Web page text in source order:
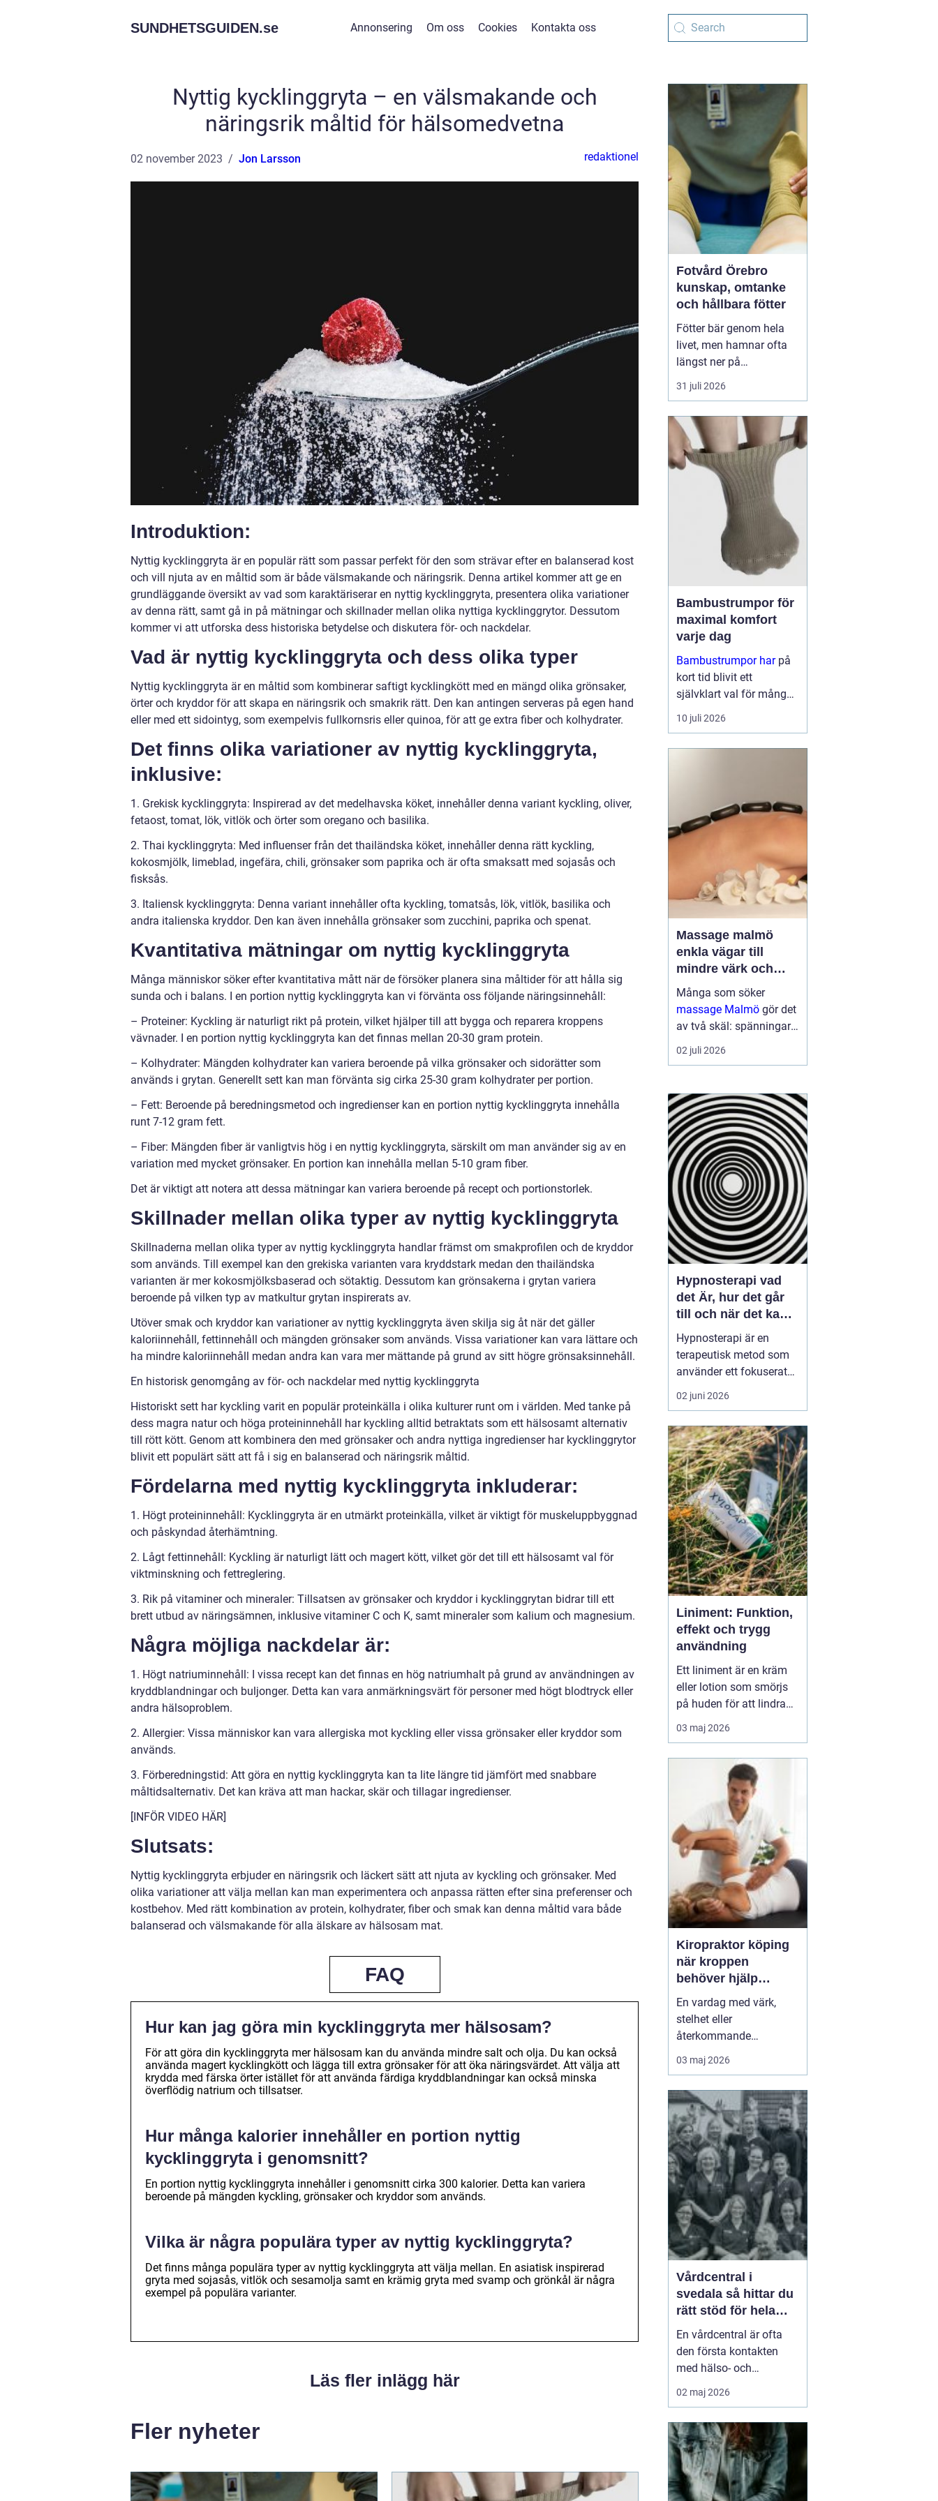
SUNDHETSGUIDEN.se Annonsering Om oss Cookies Kontakta oss
Nyttig kycklinggryta – en välsmakande och
näringsrik måltid för hälsomedvetna
02 november 2023 Jon Larsson redaktionel
Introduktion:
Nyttig kycklinggryta är en populär rätt som passar perfekt för den som strävar efter en balanserad kost
och vill njuta av en måltid som är både välsmakande och näringsrik. Denna artikel kommer att ge en
grundläggande översikt av vad som karaktäriserar en nyttig kycklinggryta, presentera olika variationer
av denna rätt, samt gå in på mätningar och skillnader mellan olika nyttiga kycklinggrytor. Dessutom
kommer vi att utforska dess historiska betydelse och diskutera för- och nackdelar.
Vad är nyttig kycklinggryta och dess olika typer
Nyttig kycklinggryta är en måltid som kombinerar saftigt kycklingkött med en mängd olika grönsaker,
örter och kryddor för att skapa en näringsrik och smakrik rätt. Den kan antingen serveras på egen hand
eller med ett sidointyg, som exempelvis fullkornsris eller quinoa, för att ge extra fiber och kolhydrater.
Det finns olika variationer av nyttig kycklinggryta,
inklusive:
1. Grekisk kycklinggryta: Inspirerad av det medelhavska köket, innehåller denna variant kyckling, oliver,
fetaost, tomat, lök, vitlök och örter som oregano och basilika.
2. Thai kycklinggryta: Med influenser från det thailändska köket, innehåller denna rätt kyckling,
kokosmjölk, limeblad, ingefära, chili, grönsaker som paprika och är ofta smaksatt med sojasås och
fisksås.
3. Italiensk kycklinggryta: Denna variant innehåller ofta kyckling, tomatsås, lök, vitlök, basilika och
andra italienska kryddor. Den kan även innehålla grönsaker som zucchini, paprika och spenat.
Kvantitativa mätningar om nyttig kycklinggryta
Många människor söker efter kvantitativa mått när de försöker planera sina måltider för att hålla sig
sunda och i balans. I en portion nyttig kycklinggryta kan vi förvänta oss följande näringsinnehåll:
– Proteiner: Kyckling är naturligt rikt på protein, vilket hjälper till att bygga och reparera kroppens
vävnader. I en portion nyttig kycklinggryta kan det finnas mellan 20-30 gram protein.
– Kolhydrater: Mängden kolhydrater kan variera beroende på vilka grönsaker och sidorätter som
används i grytan. Generellt sett kan man förvänta sig cirka 25-30 gram kolhydrater per portion.
– Fett: Beroende på beredningsmetod och ingredienser kan en portion nyttig kycklinggryta innehålla
runt 7-12 gram fett.
– Fiber: Mängden fiber är vanligtvis hög i en nyttig kycklinggryta, särskilt om man använder sig av en
variation med mycket grönsaker. En portion kan innehålla mellan 5-10 gram fiber.
Det är viktigt att notera att dessa mätningar kan variera beroende på recept och portionstorlek.
Skillnader mellan olika typer av nyttig kycklinggryta
Skillnaderna mellan olika typer av nyttig kycklinggryta handlar främst om smakprofilen och de kryddor
som används. Till exempel kan den grekiska varianten vara kryddstark medan den thailändska
varianten är mer kokosmjölksbaserad och sötaktig. Dessutom kan grönsakerna i grytan variera
beroende på vilken typ av matkultur grytan inspirerats av.
Utöver smak och kryddor kan variationer av nyttig kycklinggryta även skilja sig åt när det gäller
kaloriinnehåll, fettinnehåll och mängden grönsaker som används. Vissa variationer kan vara lättare och
ha mindre kaloriinnehåll medan andra kan vara mer mättande på grund av sitt högre grönsaksinnehåll.
En historisk genomgång av för- och nackdelar med nyttig kycklinggryta
Historiskt sett har kyckling varit en populär proteinkälla i olika kulturer runt om i världen. Med tanke på
dess magra natur och höga proteininnehåll har kyckling alltid betraktats som ett hälsosamt alternativ
till rött kött. Genom att kombinera den med grönsaker och andra nyttiga ingredienser har kycklinggrytor
blivit ett populärt sätt att få i sig en balanserad och näringsrik måltid.
Fördelarna med nyttig kycklinggryta inkluderar:
1. Högt proteininnehåll: Kycklinggryta är en utmärkt proteinkälla, vilket är viktigt för muskeluppbyggnad
och påskyndad återhämtning.
2. Lågt fettinnehåll: Kyckling är naturligt lätt och magert kött, vilket gör det till ett hälsosamt val för
viktminskning och fettreglering.
3. Rik på vitaminer och mineraler: Tillsatsen av grönsaker och kryddor i kycklinggrytan bidrar till ett
brett utbud av näringsämnen, inklusive vitaminer C och K, samt mineraler som kalium och magnesium.
Några möjliga nackdelar är:
1. Högt natriuminnehåll: I vissa recept kan det finnas en hög natriumhalt på grund av användningen av
kryddblandningar och buljonger. Detta kan vara anmärkningsvärt för personer med högt blodtryck eller
andra hälsoproblem.
2. Allergier: Vissa människor kan vara allergiska mot kyckling eller vissa grönsaker eller kryddor som
används.
3. Förberedningstid: Att göra en nyttig kycklinggryta kan ta lite längre tid jämfört med snabbare
måltidsalternativ. Det kan kräva att man hackar, skär och tillagar ingredienser.
[INFÖR VIDEO HÄR]
Slutsats:
Nyttig kycklinggryta erbjuder en näringsrik och läckert sätt att njuta av kyckling och grönsaker. Med
olika variationer att välja mellan kan man experimentera och anpassa rätten efter sina preferenser och
kostbehov. Med rätt kombination av protein, kolhydrater, fiber och smak kan denna måltid vara både
balanserad och välsmakande för alla älskare av hälsosam mat.
FAQ
Hur kan jag göra min kycklinggryta mer hälsosam?
För att göra din kycklinggryta mer hälsosam kan du använda mindre salt och olja. Du kan också
använda magert kycklingkött och lägga till extra grönsaker för att öka näringsvärdet. Att välja att
krydda med färska örter istället för att använda färdiga kryddblandningar kan också minska
överflödig natrium och tillsatser.
Hur många kalorier innehåller en portion nyttig
kycklinggryta i genomsnitt?
En portion nyttig kycklinggryta innehåller i genomsnitt cirka 300 kalorier. Detta kan variera
beroende på mängden kyckling, grönsaker och kryddor som används.
Vilka är några populära typer av nyttig kycklinggryta?
Det finns många populära typer av nyttig kycklinggryta att välja mellan. En asiatisk inspirerad
gryta med sojasås, vitlök och sesamolja samt en krämig gryta med svamp och grönkål är några
exempel på populära varianter.
Läs fler inlägg här
Fler nyheter
Fotvård Örebro
kunskap, omtanke
och hållbara fötter
Fötter bär genom hela
livet, men hamnar ofta
längst ner på
prioriteringslistan.
Många söker hjälp först
påverkar vardagen.
Samtidigt visar
erfarenhet från
fotvårdskliniker i och
omkring Örebro att
regelbunden fotvård kan
förebygga e...
31 juli 2026
Bambustrumpor för
maximal komfort
varje dag
Bambustrumpor harpå
kort tid blivit ett
självklart val för många
som vill kombinera
komfort, funktion och
10 juli 2026
Massage malmö
enkla vägar till
mindre värk och
mer energi
Många som söker
massage Malmö gör det
av två skäl: spänningar
och smärta har blivit för
mycket, eller behovet av
sig starkare än
vardagens tempo.
Samtidigt kan utbudet
kän...
02 juli 2026
Hypnosterapi vad
det Är, hur det går
till och när det kan
hjälpa
Hypnosterapi är en
terapeutisk metod som
använder ett fokuserat
och avslappnat
sinnestillstånd för att
undermedvetna. Genom
att kombinera
samtalsterapi med
hypnos kan människor
förändra reaktioner,
känslor och beteenden
som läng...
02 juni 2026
Liniment: Funktion,
effekt och trygg
användning
Ett liniment är en kräm
eller lotion som smörjs
på huden för att lindra
muskelvärk, stelhet och
ibland också ledbesvär.
ämnen som stimulerar
blodcirkulationen och
03 maj 2026
Kiropraktor köping
när kroppen
behöver hjälp
tillbaka
En vardag med värk,
stelhet eller
återkommande
huvudvärk tär på både
ork och humör. Många
besvär och tänker att det
går nog över. Ofta gör
det inte det. En
legitimerad kiropraktor
kan hjälpa kroppen att
återfå rörlighet, minska
smä...
03 maj 2026
Vårdcentral i
svedala så hittar du
rätt stöd för hela
familjen
En vårdcentral är ofta
den första kontakten
med hälso- och
sjukvården. För många i
Svedala handlar valet
plats där både barn,
vuxna och äldre får hjälp
under samma tak. I en
tid med högt tempo och
02 maj 2026